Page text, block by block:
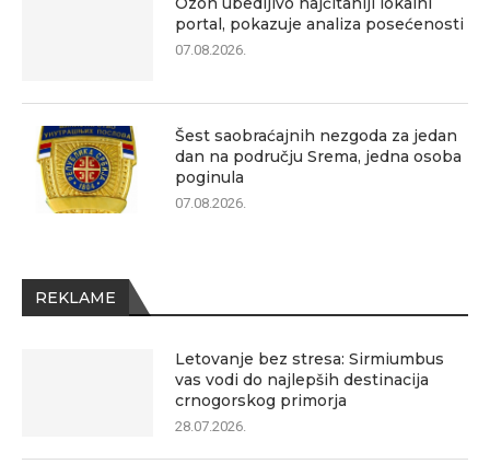
portal, pokazuje analiza posećenosti
07.08.2026.
Šest saobraćajnih nezgoda za jedan
dan na području Srema, jedna osoba
poginula
07.08.2026.
REKLAME
Letovanje bez stresa: Sirmiumbus
vas vodi do najlepših destinacija
crnogorskog primorja
28.07.2026.